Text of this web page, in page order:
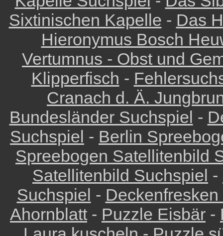
Sixtinischen Kapelle - Das
Hieronymus Bosch
Vertumnus - Obst und
Klipperfisch -
Cranach d. Ä.
Bundesländer Suchspiel -
Suchspiel - Berlin
Spreebogen Satellitenbild
Satellitenbild Suchspiel -
Suchspiel -
Ahornblatt- Puzzle Eisbär -